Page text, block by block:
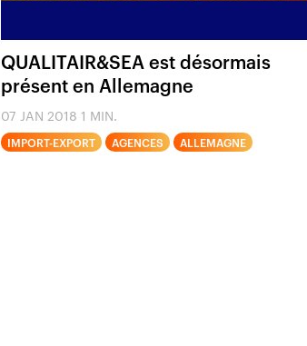
QUALITAIR&SEA est désormais
présent en Allemagne
07 JAN 2018 1 MIN.
IMPORT-EXPORT AGENCES ALLEMAGNE